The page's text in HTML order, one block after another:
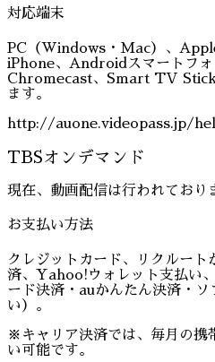
対応端末
PC（Windows・Mac）、
iPhone、Androidスマートフォ
Chromecast、Smart TV
ます。
http://auone.videopass.jp/
TBSオンデマンド
現在、動画配信は行われており
お支払い方法
クレジットカード、リクルー
済、Yahoo!ウォレット支払い
ード決済・auかんたん決済・
い）。
※キャリア決済では、毎月の携
い可能です。